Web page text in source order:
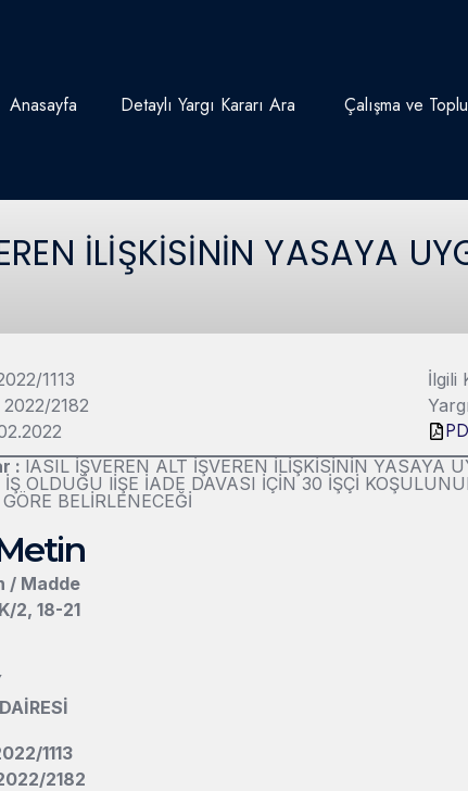
Anasayfa Detaylı Yargı Kararı Ara
Çalışma ve
İLİŞKİSİNİN YASAYA
1113
2182
İlgili
: lASIL İŞVEREN ALT İŞVEREN İLİŞKİSİNİN YASAYA
OLDUĞU lİŞE İADE DAVASI İÇİN 30 İŞÇİ
BELİRLENECEĞİ
/ Madde
2, 18-21
1113
2182